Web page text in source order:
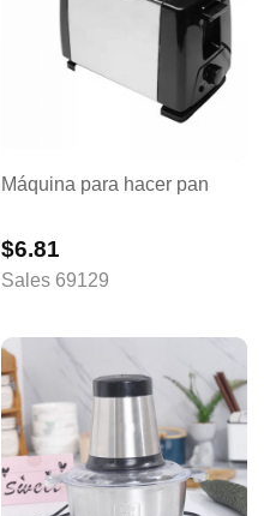
Máquina para hacer pan
$6.81
Sales 69129